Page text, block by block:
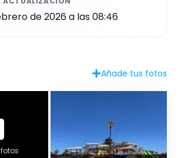
de 2026 a las 08:46
Añade tus fotos